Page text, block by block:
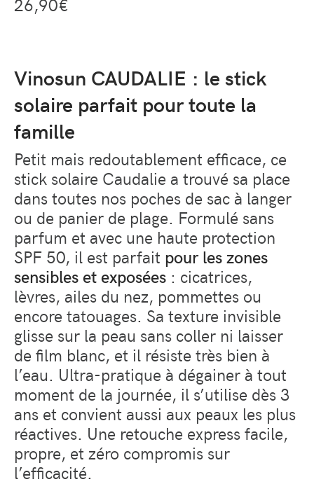
Vinosun CAUDALIE : le stick
solaire parfait pour toute la
famille
Petit mais redoutablement efficace, ce
stick solaire Caudalie a trouvé sa place
dans toutes nos poches de sac à langer
ou de panier de plage. Formulé sans
parfum et avec une haute protection
SPF 50, il est parfait pour les zones
sensibles et exposées : cicatrices,
lèvres, ailes du nez, pommettes ou
encore tatouages. Sa texture invisible
glisse sur la peau sans coller ni laisser
de film blanc, et il résiste très bien à
l’eau. Ultra-pratique à dégainer à tout
moment de la journée, il s’utilise dès 3
ans et convient aussi aux peaux les plus
réactives. Une retouche express facile,
propre, et zéro compromis sur
l’efficacité.